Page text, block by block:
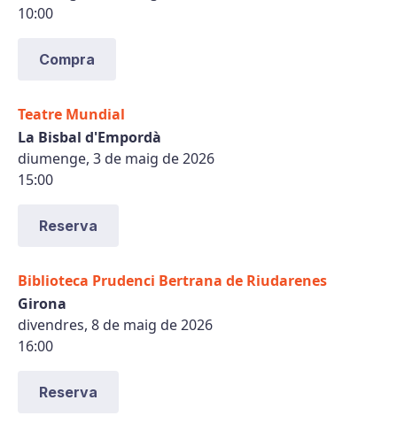
10:00
Compra
Teatre Mundial
La Bisbal d'Empordà
diumenge, 3 de maig de 2026
15:00
Reserva
Biblioteca Prudenci Bertrana de Riudarenes
Girona
divendres, 8 de maig de 2026
16:00
Reserva